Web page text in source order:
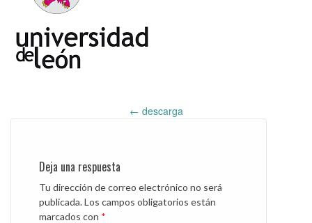
navigation
← descarga
Deja una respuesta
Tu dirección de correo electrónico no será
publicada.Los campos obligatorios están
marcados con *